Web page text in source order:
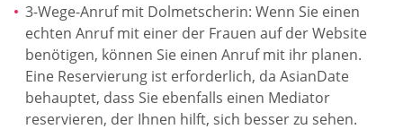
3-Wege-Anruf mit Dolmetscherin: Wenn Sie einen
echten Anruf mit einer der Frauen auf der Website
benötigen, können Sie einen Anruf mit ihr planen.
Eine Reservierung ist erforderlich, da AsianDate
behauptet, dass Sie ebenfalls einen Mediator
reservieren, der Ihnen hilft, sich besser zu sehen.